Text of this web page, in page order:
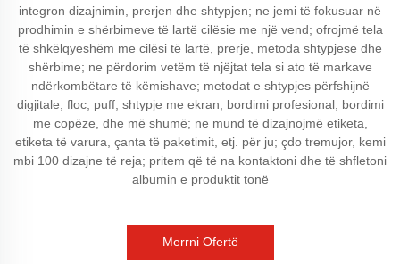
integron dizajnimin, prerjen dhe shtypjen; ne jemi të fokusuar në
prodhimin e shërbimeve të lartë cilësie me një vend; ofrojmë tela
të shkëlqyeshëm me cilësi të lartë, prerje, metoda shtypjese dhe
shërbime; ne përdorim vetëm të njëjtat tela si ato të markave
ndërkombëtare të këmishave; metodat e shtypjes përfshijnë
digjitale, floc, puff, shtypje me ekran, bordimi profesional, bordimi
me copëze, dhe më shumë; ne mund të dizajnojmë etiketa,
etiketa të varura, çanta të paketimit, etj. për ju; çdo tremujor, kemi
mbi 100 dizajne të reja; pritem që të na kontaktoni dhe të shfletoni
albumin e produktit tonë
Merrni Ofertë